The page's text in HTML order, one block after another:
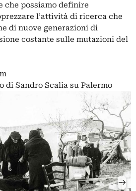
che possiamo definire
l’attività di ricerca che
di nuove generazioni di
costante sulle mutazioni del
di Sandro Scalia su Palermo